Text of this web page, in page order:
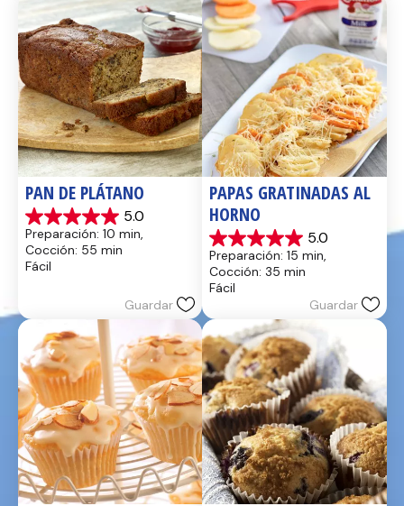
PAN DE PLÁTANO
5.0
5.0
de
5
estrellas.
Preparación: 10 min,
Cocción: 55 min
Fácil
Guardar
PAPAS GRATINADAS AL
HORNO
5.0
5.0
de
5
estrellas.
reseñas
Preparación: 15 min,
Cocción: 35 min
Fácil
Guardar